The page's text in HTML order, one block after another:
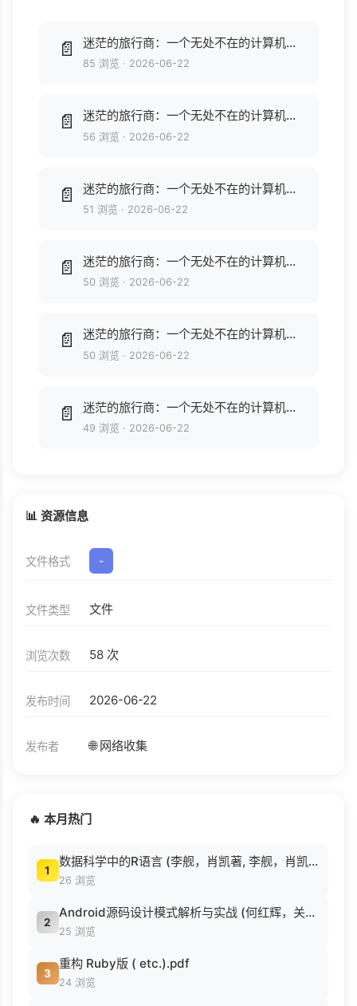
📄 迷茫的旅行商：一个无处不在的计算机算法问题 (William J.Cook [J.Cook, William]) .pdf
85 浏览 · 2026-06-22
📄 迷茫的旅行商：一个无处不在的计算机算法问题 (ePUBw.COM William J.Cook).azw3
56 浏览 · 2026-06-22
📄 迷茫的旅行商：一个无处不在的计算机算法问题 ([美]WilliamJ.Cook) .azw3
51 浏览 · 2026-06-22
📄 迷茫的旅行商：一个无处不在的计算机算法问题 (ePUBw.COM William J.Cook).azw3
50 浏览 · 2026-06-22
📄 迷茫的旅行商：一个无处不在的计算机算法问题 (William J.Cook).epub
50 浏览 · 2026-06-22
📄 迷茫的旅行商：一个无处不在的计算机算法问题 (William J.Cook [J.Cook, William]) .pdf
49 浏览 · 2026-06-22
📊 资源信息
文件格式 -
文件类型 文件
浏览次数 58 次
发布时间 2026-06-22
发布者 🌐 网络收集
🔥 本月热门
1
数据科学中的R语言 (李舰，肖凯著, 李舰，肖凯著；吴喜之审校, Pdg2Pic).pdf
26 浏览
2
Android源码设计模式解析与实战 (何红辉，关爱民著, 何红辉, 关爱民著, 何红辉, 关爱民).pdf
25 浏览
3
重构 Ruby版 ( etc.).pdf
24 浏览